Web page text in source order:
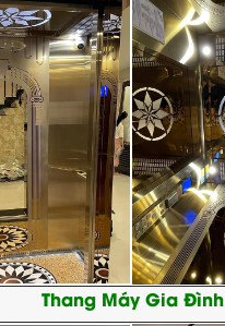
Thang Máy Gia Đình